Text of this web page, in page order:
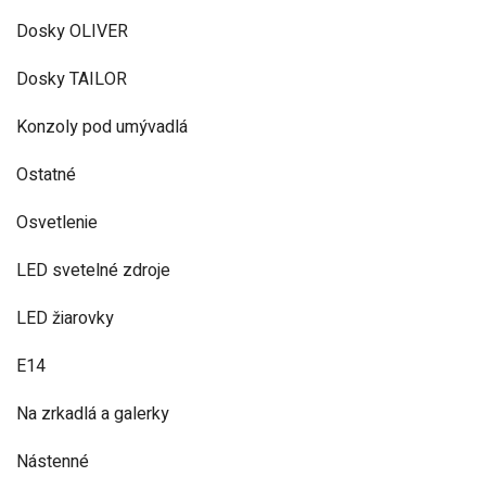
Dosky OLIVER
Dosky TAILOR
Konzoly pod umývadlá
Ostatné
Osvetlenie
LED svetelné zdroje
LED žiarovky
E14
Na zrkadlá a galerky
Nástenné